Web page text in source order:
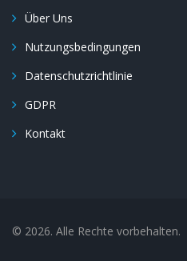
Über Uns
Nutzungsbedingungen
Datenschutzrichtlinie
GDPR
Kontakt
© 2026. Alle Rechte vorbehalten.